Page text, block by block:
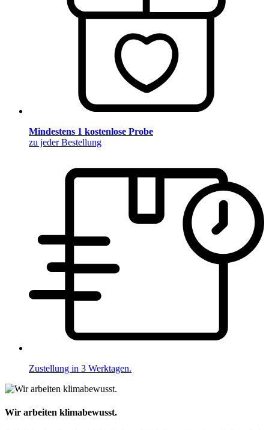
Mindestens 1 kostenlose Probe
zu jeder Bestellung
Zustellung in 3 Werktagen.
Wir arbeiten klimabewusst.